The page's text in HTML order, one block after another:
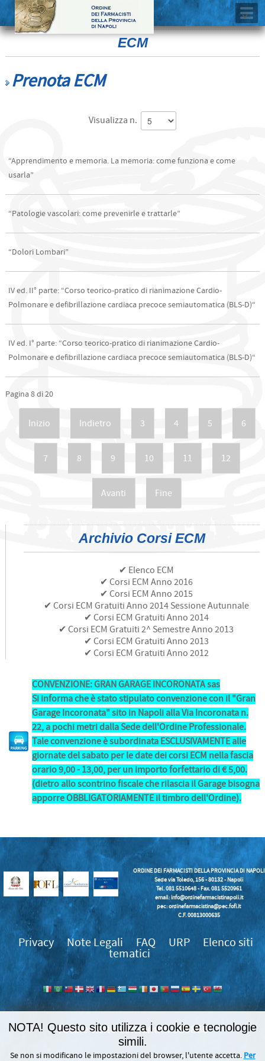
ECM
Prenota ECM
Visualizza n.
“Apprendimento e memoria. La memoria: come funziona e come
usarla”
“Patologie vascolari: come prevenirle e trattarle”
“Dolori Lombari”
IV ed. II° parte: “Corso teorico-pratico di rianimazione Cardio-
Polmonare e defibrillazione cardiaca precoce semiautomatica (BLS-D)“
IV ed. I° parte: “Corso teorico-pratico di rianimazione Cardio-
Polmonare e defibrillazione cardiaca precoce semiautomatica (BLS-D)“
Pagina 8 di 20
Inizio Indietro 3 4 5 6
7 8 9 10 11 12
Avanti Fine
Archivio Corsi ECM
✔ Elenco ECM
✔ Corsi ECM Anno 2016
✔ Corsi ECM Anno 2015
✔ Corsi ECM Gratuiti Anno 2014 Sessione Autunnale
✔ Corsi ECM Gratuiti Anno 2014
✔ Corsi ECM Gratuiti 2^ Semestre Anno 2013
✔ Corsi ECM Gratuiti Anno 2013
✔ Corsi ECM Gratuiti Anno 2012
CONVENZIONE: GRAN GARAGE INCORONATA sas
Si informa che è stato stipulato convenzione con il "Gran
Garage Incoronata" sito in Napoli alla Via Incoronata n.
22, a pochi metri dalla Sede dell'Ordine Professionale.
Tale convenzione è subordinata ESCLUSIVAMENTE alle
giornate del sabato per le date dei corsi ECM nella fascia
orario 9,00 - 13,00, per un importo forfettario di € 5,00.
(dietro allo scontrino fiscale che rilascia il Garage bisogna
apporre OBBLIGATORIAMENTE il timbro dell'Ordine).
ORDINE DEI FARMACISTI DELLA PROVINCIA DI NAPOLI
Sede via Toledo, 156 - 80132 - Napoli
Tel. 081 5510648 - Fax. 081 5520961
email:info@ordinefarmacistinapoli.it
pec: ordinefarmacistina@pec.fofi.it
C.F. 00813000635
Privacy Note Legali FAQ URP
Elenco siti
tematici
989860
NOTA! Questo sito utilizza i cookie e tecnologie
simili.
Se non si modificano le impostazioni del browser, l'utente accetta. Per